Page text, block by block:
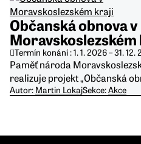
Občanská obnova v
Termín konání :1. 1. 2026–31. 12.
Paměť národa
realizuje projekt „Občanská
Autor: Martin LokajSekce:Akce